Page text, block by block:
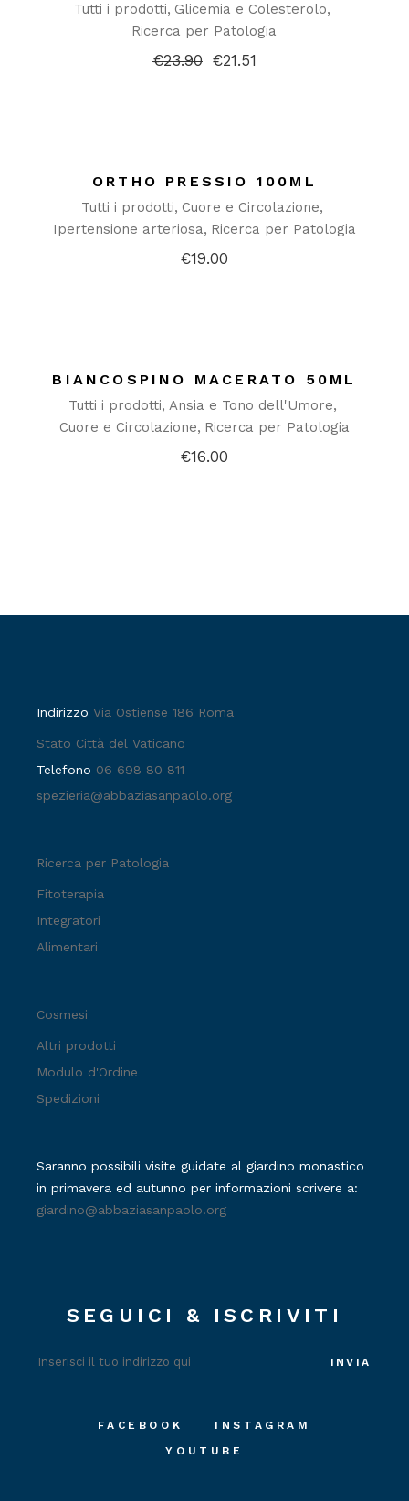
Tutti i prodotti Glicemia e Colesterolo
Ricerca per Patologia
€23.90 €21.51
ORTHO PRESSIO 100ML
Tutti i prodotti Cuore e Circolazione
Ipertensione arteriosa Ricerca per Patologia
€19.00
BIANCOSPINO MACERATO 50ML
Tutti i prodotti Ansia e Tono dell'Umore
Cuore e Circolazione Ricerca per Patologia
€16.00
IndirizzoVia Ostiense 186 Roma
Stato Città del Vaticano
Telefono 06 698 80 811
spezieria@abbaziasanpaolo.org
Ricerca per Patologia
Fitoterapia
Integratori
Alimentari
Cosmesi
Altri prodotti
Modulo d'Ordine
Spedizioni
Saranno possibili visite guidate al giardino monastico
in primavera ed autunno per informazioni scrivere a:
giardino@abbaziasanpaolo.org
SEGUICI & ISCRIVITI
INVIA
FACEBOOK
INSTAGRAM
YOUTUBE